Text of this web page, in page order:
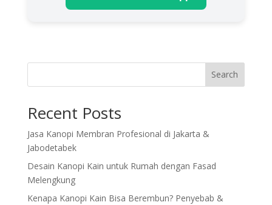
Search
Recent Posts
Jasa Kanopi Membran Profesional di Jakarta &
Jabodetabek
Desain Kanopi Kain untuk Rumah dengan Fasad
Melengkung
Kenapa Kanopi Kain Bisa Berembun? Penyebab &